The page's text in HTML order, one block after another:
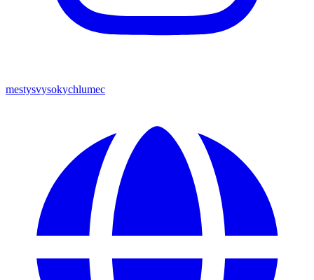
mestysvysokychlumec